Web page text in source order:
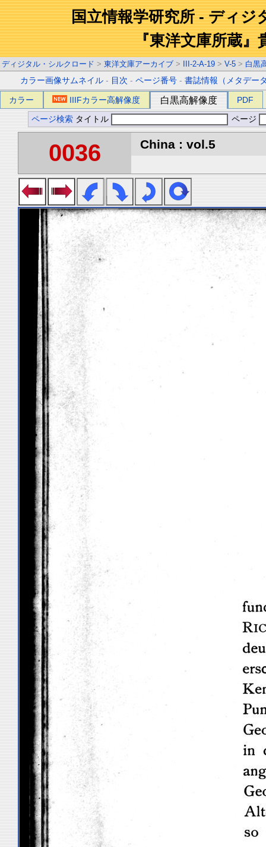
国立情報学研究所 - ディジ
『東洋文庫所蔵』
ディジタル・シルクロード > 東洋文庫アーカイブ > III-2-A-19 > V-5 > 白黒
カラー画像サムネイル - 目次 -ページ番号 -書誌情報（メタデー
カラー IIIFカラー高解像度 白黒高解像度 PDF
ページ検索 タイトル ページ
0036 China : vol.5